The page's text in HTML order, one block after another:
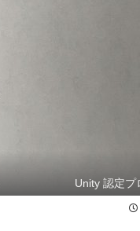
Unity 認定プ